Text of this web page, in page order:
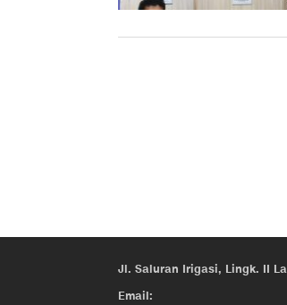
Jl. Saluran Irigasi, Lingk. II
Email: